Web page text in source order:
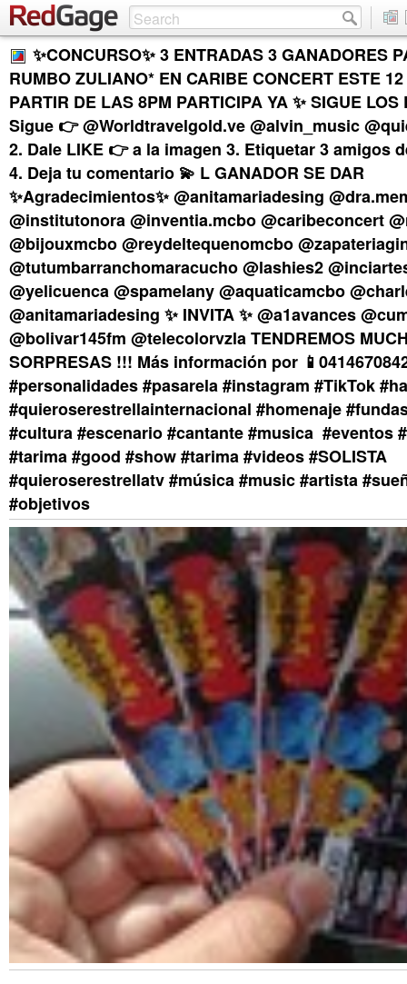
✨CONCURSO✨ 3 ENTRADAS 3 GANADORES
RUMBO ZULIANO* EN CARIBE CONCERT ESTE
PARTIR DE LAS 8PM PARTICIPA YA ✨ SIGUE LOS
Sigue 👉 @Worldtravelgold.ve @alvin_music
2. Dale LIKE 👉 a la imagen 3. Etiquetar 3 amigos
4. Deja tu comentario 💫 L GANADOR SE DAR
✨Agradecimientos✨ @anitamariadesing
@institutonora @inventia.mcbo @caribeconcert
@bijouxmcbo @reydeltequenomcbo
@tutumbarranchomaracucho @lashies2
@yelicuenca @spamelany @aquaticamcbo
@anitamariadesing ✨ INVITA ✨ @a1avances
@bolivar145fm @telecolorvzla TENDREMOS
SORPRESAS !!! Más información por
#personalidades #pasarela #instagram #TikTok
#quieroserestrellainternacional #homenaje
#cultura #escenario #cantante #musica #eventos
#tarima #good #show #tarima #videos #SOLISTA
#quieroserestrellatv #música #music #artista
#objetivos